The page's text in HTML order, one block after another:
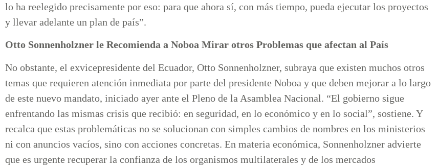
lo ha reelegido precisamente por eso: para que ahora sí, con más tiempo, pueda ejecutar los proyectos
y llevar adelante un plan de país”.
Otto Sonnenholzner le Recomienda a Noboa Mirar otros Problemas que afectan al País
No obstante, el exvicepresidente del Ecuador, Otto Sonnenholzner, subraya que existen muchos otros
temas que requieren atención inmediata por parte del presidente Noboa y que deben mejorar a lo largo
de este nuevo mandato, iniciado ayer ante el Pleno de la Asamblea Nacional. “El gobierno sigue
enfrentando las mismas crisis que recibió: en seguridad, en lo económico y en lo social”, sostiene. Y
recalca que estas problemáticas no se solucionan con simples cambios de nombres en los ministerios
ni con anuncios vacíos, sino con acciones concretas. En materia económica, Sonnenholzner advierte
que es urgente recuperar la confianza de los organismos multilaterales y de los mercados